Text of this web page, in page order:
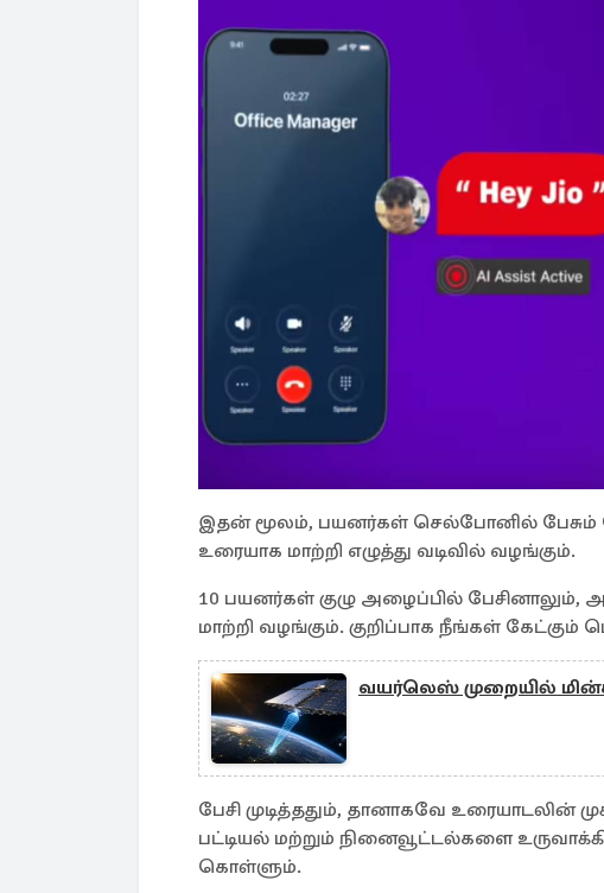
இதன் மூலம், பயனர்கள் செல்போனில் பேசும்
உரையாக மாற்றி எழுத்து வடிவில் வழங்கும்.
10 பயனர்கள் குழு அழைப்பில்
மாற்றி வழங்கும். குறிப்பாக நீங்கள்
வயர்லெஸ் முறையில்
பேசி முடித்ததும், தானாகவே
பட்டியல் மற்றும் நினைவூட்டல்களை
கொள்ளும்.